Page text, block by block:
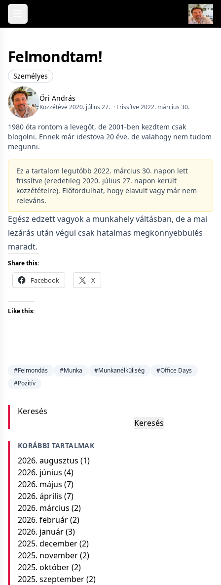
Skip to content
Felmondtam!
Személyes
Őri András
Közzétéve 2020. július 27. · Frissítve 2022. március 30.
1980 óta rontom a levegőt, de 2001-ben kezdtem csak
blogolni. Ennek már idestova 20 éve, de valahogy nem tudom
megunni.
Ez a tartalom legutóbb 2022. március 30. napon lett
frissítve (eredetileg 2020. július 27. napon került
közzétételre). Előfordulhat, hogy elavult vagy már nem
releváns.
Egész edzett vagyok a munkahely váltásban, de a mai
lezárás után végül csak hatalmas megkönnyebbülés
maradt.
Share this:
Facebook X
Like this:
#Felmondás #Munka #Munkanélküliség
#Office Days
#Pozitív
Keresés
Keresés
KORÁBBI TARTALMAK
2026. augusztus (1)
2026. június (4)
2026. május (7)
2026. április (7)
2026. március (2)
2026. február(2)
2026. január(3)
2025. december(2)
2025. november(2)
2025. október(2)
2025. szeptember(2)